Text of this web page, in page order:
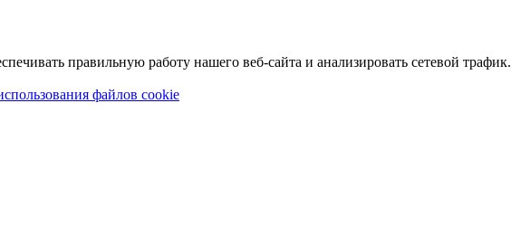
правильную работу нашего веб-сайта и анализировать сетевой трафик.
файлов cookie